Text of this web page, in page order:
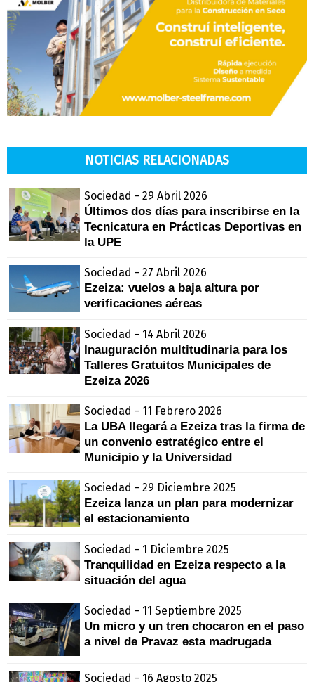
NOTICIAS RELACIONADAS
Sociedad - 29 Abril 2026
Últimos dos días para inscribirse en la
Tecnicatura en Prácticas Deportivas en
la UPE
Sociedad - 27 Abril 2026
Ezeiza: vuelos a baja altura por
verificaciones aéreas
Sociedad - 14 Abril 2026
Inauguración multitudinaria para los
Talleres Gratuitos Municipales de
Ezeiza 2026
Sociedad - 11 Febrero 2026
La UBA llegará a Ezeiza tras la firma de
un convenio estratégico entre el
Municipio y la Universidad
Sociedad - 29 Diciembre 2025
Ezeiza lanza un plan para modernizar
el estacionamiento
Sociedad - 1 Diciembre 2025
Tranquilidad en Ezeiza respecto a la
situación del agua
Sociedad - 11 Septiembre 2025
Un micro y un tren chocaron en el paso
a nivel de Pravaz esta madrugada
Sociedad - 16 Agosto 2025